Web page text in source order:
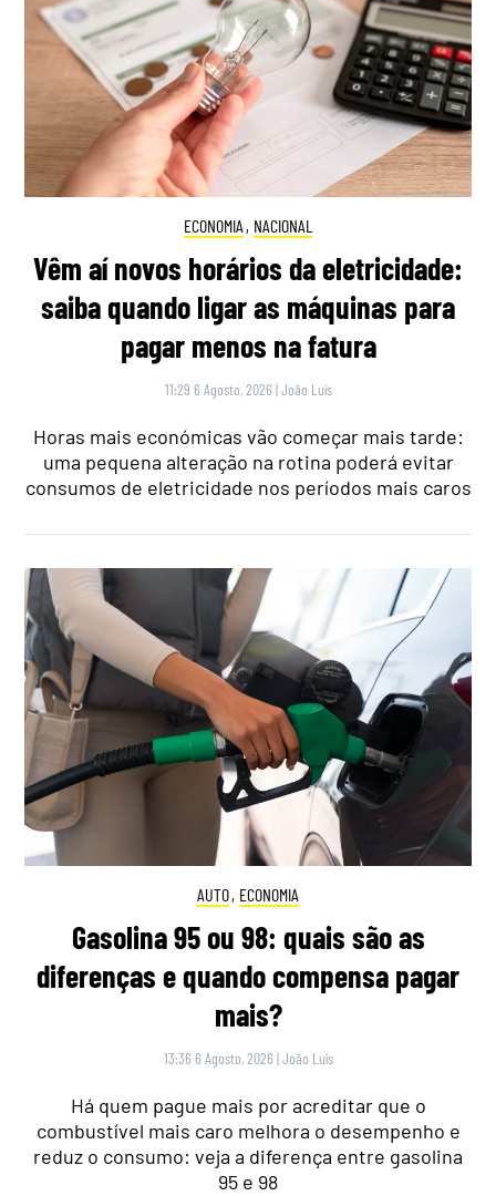
ECONOMIA , NACIONAL
Vêm aí novos horários da eletricidade:
saiba quando ligar as máquinas para
pagar menos na fatura
11:29 6 Agosto, 2026 |João Luís
Horas mais económicas vão começar mais tarde:
uma pequena alteração na rotina poderá evitar
consumos de eletricidade nos períodos mais caros
AUTO, ECONOMIA
Gasolina 95 ou 98: quais são as
diferenças e quando compensa pagar
mais?
13:36 6 Agosto, 2026 |João Luís
Há quem pague mais por acreditar que o
combustível mais caro melhora o desempenho e
reduz o consumo: veja a diferença entre gasolina
95 e 98